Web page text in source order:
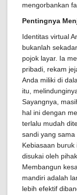
mengorbankan
Pentingnya
Identitas virtual
bukanlah
pojok layar. Ia
pribadi, rekam
Anda miliki di
itu,
Sayangnya,
hal ini dengan
terlalu mudah
sandi yang sama
Kebiasaan
disukai oleh
Membangun
mandiri adalah
lebih efektif